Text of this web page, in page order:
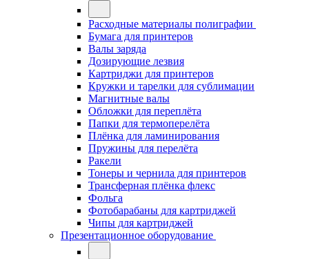
Расходные материалы полиграфии
Бумага для принтеров
Валы заряда
Дозирующие лезвия
Картриджи для принтеров
Кружки и тарелки для сублимации
Магнитные валы
Обложки для переплёта
Папки для термоперелёта
Плёнка для ламинирования
Пружины для перелёта
Ракели
Тонеры и чернила для принтеров
Трансферная плёнка флекс
Фольга
Фотобарабаны для картриджей
Чипы для картриджей
Презентационное оборудование